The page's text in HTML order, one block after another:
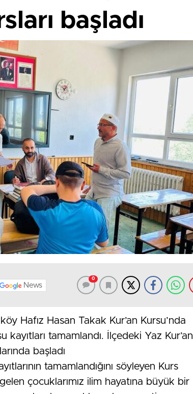
başladı
News
0
Hafız Hasan Takak Kur’an Kursu’nda
kayıtları tamamlandı. İlçedeki Yaz Kur’an
başladı
tamamlandığını söyleyen Kurs
çocuklarımız ilim hayatına büyük bir